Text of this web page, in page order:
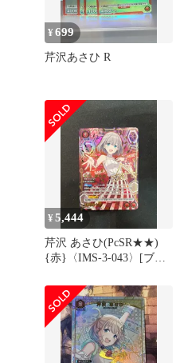
¥699
芹沢あさひ R
¥5,444
芹沢 あさひ(PcSR★★)
{赤}〈IMS-3-043〉[ブー
スター シャイニーカラー
ズ 【UA04BT】]ユニオン
アリーナ